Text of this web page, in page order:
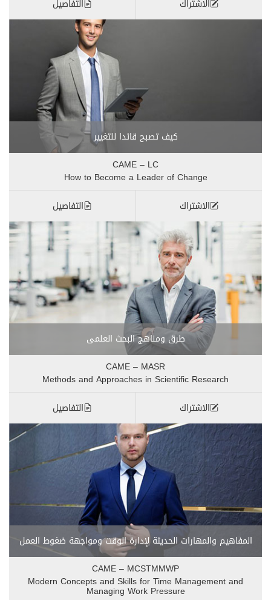
الاشتراك التفاصيل
كيف تصبح قائدا للتغيير
CAME – LC
How to Become a Leader of Change
الاشتراك
التفاصيل
طرق ومناهج البحث العلمى
CAME – MASR
Methods and Approaches in Scientific Research
الاشتراك
التفاصيل
المفاهيم والمهارات الحديثة لإدارة الوقت ومواجهة ضغوط العمل
CAME – MCSTMMWP
Modern Concepts and Skills for Time Management and
Managing Work Pressure